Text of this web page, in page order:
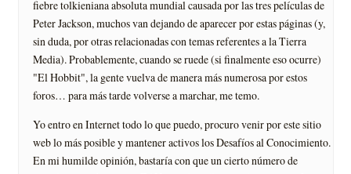
fiebre tolkieniana absoluta mundial causada por las tres películas de
Peter Jackson, muchos van dejando de aparecer por estas páginas (y,
sin duda, por otras relacionadas con temas referentes a la Tierra
Media). Probablemente, cuando se ruede (si finalmente eso ocurre)
"El Hobbit", la gente vuelva de manera más numerosa por estos
foros… para más tarde volverse a marchar, me temo.
Yo entro en Internet todo lo que puedo, procuro venir por este sitio
web lo más posible y mantener activos los Desafíos al Conocimiento.
En mi humilde opinión, bastaría con que un cierto número de